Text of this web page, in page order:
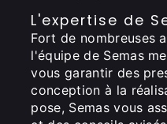
L'expertise de
Fort de nombreuses
l'équipe de Semas
vous garantir des
conception à la
pose, Semas vous